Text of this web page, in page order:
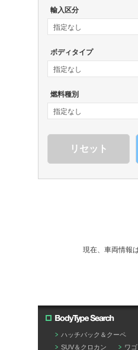
輸入区分
ボディタイプ
燃料種別
現在、車両情報
ハッチバック＆クーペ
SUV＆クロカン
ワ